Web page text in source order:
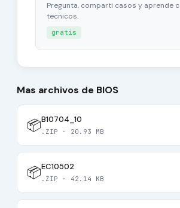
Pregunta, comparti casos y aprende
tecnicos.
gratis
Mas archivos de BIOS
📦B10704_10
.ZIP · 20.93 MB
📦EC10502
.ZIP · 42.14 KB